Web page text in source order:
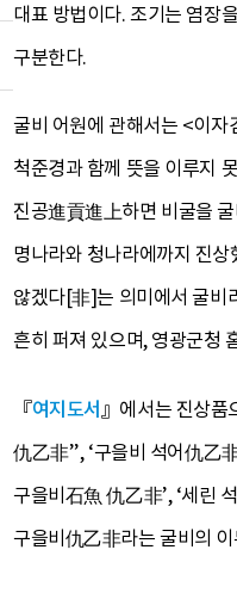
대표 방법이다. 조기는 염장
구분한다.
굴비 어원에 관해서는 <이자
척준경과 함께 뜻을 이루지
진공進貢進上하면 비굴을
명나라와 청나라에까지 진
않겠다[非]는 의미에서 굴비
흔히 퍼져 있으며, 영광군청
『여지도서』에서는 진상품
仇乙非’’, ‘구을비 석어仇乙
구을비石魚 仇乙非’, ‘세린
구을비仇乙非라는 굴비의